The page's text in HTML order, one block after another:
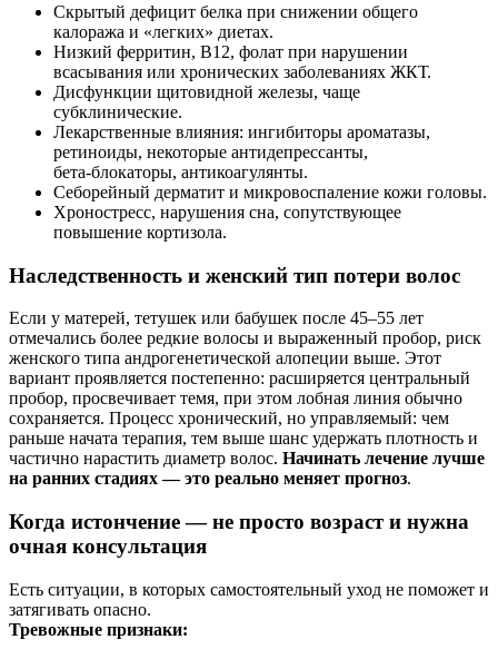
Скрытый дефицит белка при снижении общего
калоража и «легких» диетах.
Низкий ферритин, В12, фолат при нарушении
всасывания или хронических заболеваниях ЖКТ.
Дисфункции щитовидной железы, чаще
субклинические.
Лекарственные влияния: ингибиторы ароматазы,
ретиноиды, некоторые антидепрессанты,
бета‑блокаторы, антикоагулянты.
Себорейный дерматит и микровоспаление кожи головы.
Хроностресс, нарушения сна, сопутствующее
повышение кортизола.
Наследственность и женский тип потери волос
Если у матерей, тетушек или бабушек после 45–55 лет
отмечались более редкие волосы и выраженный пробор, риск
женского типа андрогенетической алопеции выше. Этот
вариант проявляется постепенно: расширяется центральный
пробор, просвечивает темя, при этом лобная линия обычно
сохраняется. Процесс хронический, но управляемый: чем
раньше начата терапия, тем выше шанс удержать плотность и
частично нарастить диаметр волос. Начинать лечение лучше
на ранних стадиях — это реально меняет прогноз.
Когда истончение — не просто возраст и нужна
очная консультация
Есть ситуации, в которых самостоятельный уход не поможет и
затягивать опасно.
Тревожные признаки: